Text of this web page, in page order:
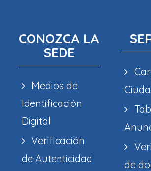
CONOZCA LA
SEDE
Medios de
Identificación
Digital
Verificación
de Autenticidad
de